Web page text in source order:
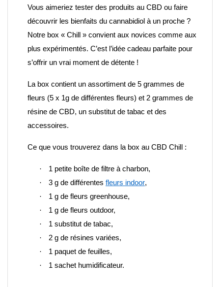
Vous aimeriez tester des produits au CBD ou faire
découvrir les bienfaits du cannabidiol à un proche ?
Notre box « Chill » convient aux novices comme aux
plus expérimentés. C’est l’idée cadeau parfaite pour
s’offrir un vrai moment de détente !
La box contient un assortiment de 5 grammes de
fleurs (5 x 1g de différentes fleurs) et 2 grammes de
résine de CBD, un substitut de tabac et des
accessoires.
Ce que vous trouverez dans la box au CBD Chill :
·
1 petite boîte de filtre à charbon,
·
3 g de différentes fleurs indoor,
·
1 g de fleurs greenhouse,
·
1 g de fleurs outdoor,
·
1 substitut de tabac,
·
2 g de résines variées,
·
1 paquet de feuilles,
·
1 sachet humidificateur.